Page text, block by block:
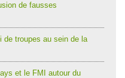
de fausses
de troupes au sein de la
et le FMI autour du